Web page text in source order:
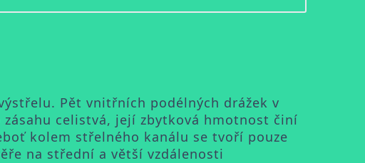
Pět vnitřních podélných drážek v
celistvá, její zbytková hmotnost činí
kolem střelného kanálu se tvoří pouze
na střední a větší vzdálenosti